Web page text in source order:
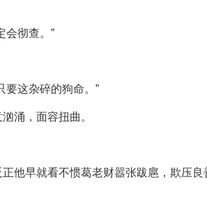
会彻查。”
要这杂碎的狗命。”
涌，面容扭曲。
他早就看不惯葛老财嚣张跋扈，欺压